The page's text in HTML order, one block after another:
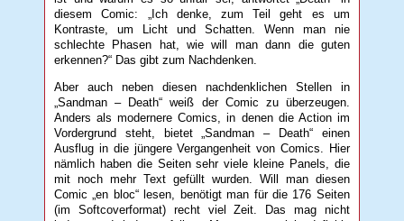
diesem Comic: „Ich denke, zum Teil geht es um
Kontraste, um Licht und Schatten. Wenn man nie
schlechte Phasen hat, wie will man dann die guten
erkennen?“ Das gibt zum Nachdenken.
Aber auch neben diesen nachdenklichen Stellen in
„Sandman – Death“ weiß der Comic zu überzeugen.
Anders als modernere Comics, in denen die Action im
Vordergrund steht, bietet „Sandman – Death“ einen
Ausflug in die jüngere Vergangenheit von Comics. Hier
nämlich haben die Seiten sehr viele kleine Panels, die
mit noch mehr Text gefüllt wurden. Will man diesen
Comic „en bloc“ lesen, benötigt man für die 176 Seiten
(im Softcoverformat) recht viel Zeit. Das mag nicht